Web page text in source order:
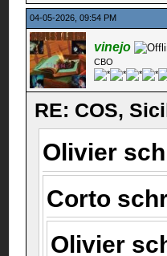
04-05-2026, 09:54 PM
vinejo
CBO
RE: COS,
Olivier
Corto
Olivier